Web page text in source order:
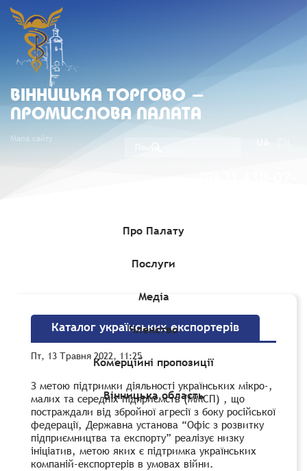
ВIННИЦЬКА ТОРГОВО -
ПРОМИСЛОВА ПАЛАТА
Мапа сайту
Про Палату
Послуги
Медіа
Членство
Комерційні пропозиції
Вінницька область
Комерційні пропозиції»Каталог українських
Каталог українських експортерів
Пт, 13 Травня 2022, 11:25
З метою підтримки діяльності українських мікро-,
малих та середніх підприємств (ММСП) , що
постраждали від збройної агресії з боку російської
федерації, Державна установа “Офіс з розвитку
підприємництва та експорту” реалізує низку
ініціатив, метою яких є підтримка українських
компаній-експортерів в умовах війни.